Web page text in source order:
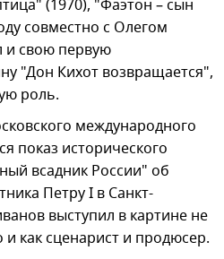
(1970), "Фаэтон – сын
совместно с Олегом
и свою первую
"Дон Кихот возвращается",
роль.
международного
показ исторического
всадник России" об
Петру I в Санкт-
выступил в картине не
и как сценарист и продюсер.